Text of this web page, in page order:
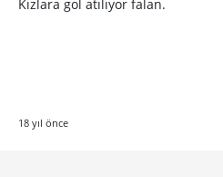
Kızlara gol atılıyor falan.
18 yıl önce